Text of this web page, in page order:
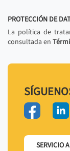
PROTECCIÓN DE
La política de
consultada en
SERVICIO